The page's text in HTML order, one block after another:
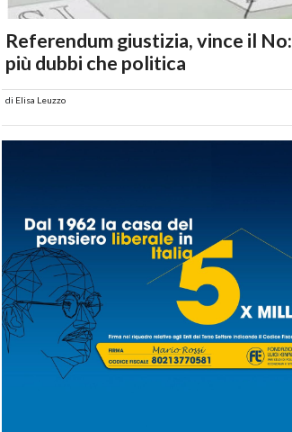
Referendum giustizia, vince il No:
più dubbi che politica
di Elisa Leuzzo